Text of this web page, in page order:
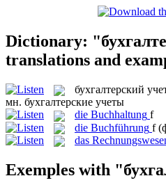
Dictionary:
translations and
бухгалтерский
мн. бухгалтерские учеты
die Buchhaltung f
die Buchführung f
das
Exemples with